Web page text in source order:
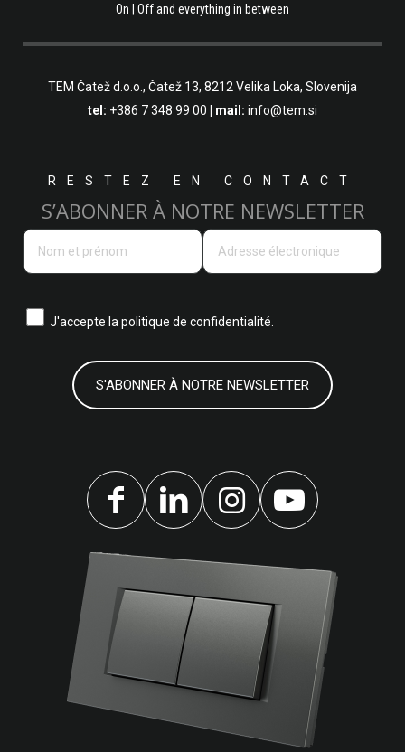
On | Off and everything in between
TEM Čatež d.o.o., Čatež 13, 8212 Velika Loka, Slovenija
tel: +386 7 348 99 00 | mail: info@tem.si
RESTEZ EN CONTACT
S’ABONNER À NOTRE NEWSLETTER
J'accepte la politique de confidentialité.